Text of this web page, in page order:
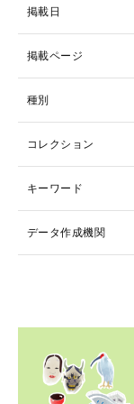
掲載日
掲載ページ
種別
コレクション
キーワード
データ作成機関